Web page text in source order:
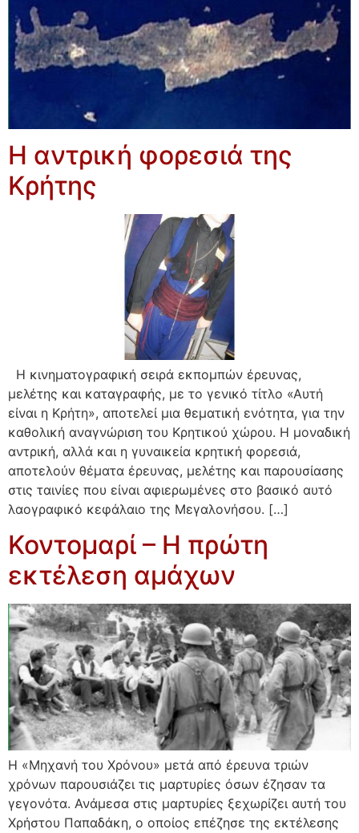
Η αντρική φορεσιά της
Κρήτης
Η κινηματογραφική σειρά εκπομπών έρευνας,
μελέτης και καταγραφής, με το γενικό τίτλο «Αυτή
είναι η Κρήτη», αποτελεί μια θεματική ενότητα, για την
καθολική αναγνώριση του Κρητικού χώρου. Η μοναδική
αντρική, αλλά και η γυναικεία κρητική φορεσιά,
αποτελούν θέματα έρευνας, μελέτης και παρουσίασης
στις ταινίες που είναι αφιερωμένες στο βασικό αυτό
λαογραφικό κεφάλαιο της Μεγαλονήσου. […]
Κοντομαρί – Η πρώτη
εκτέλεση αμάχων
Η «Μηχανή του Χρόνου» μετά από έρευνα τριών
χρόνων παρουσιάζει τις μαρτυρίες όσων έζησαν τα
γεγονότα. Ανάμεσα στις μαρτυρίες ξεχωρίζει αυτή του
Χρήστου Παπαδάκη, ο οποίος επέζησε της εκτέλεσης